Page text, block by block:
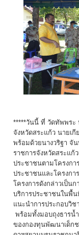
*****วันนี้ ที่ วัดทัพพระ
จังหวัดสระแก้ว นายเ
พร้อมด้วยนางวริฐา จั
ราชการจังหวัดสระแก้
ประชาชนตามโครงกา
ประชาชนและโครงกา
โครงการดังกล่าวเป็น
บริการประชาชนในพื้
แนะนำการประกอบวิช
พร้อมทั้งมอบถุงธารน้
ของกองทุนพัฒนาเด็ก